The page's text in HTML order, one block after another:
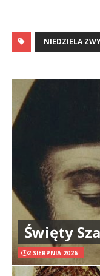
NIEDZIELA
Święty
2 SIERPNIA 2026